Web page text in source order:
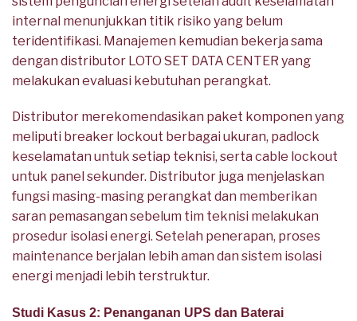
internal menunjukkan titik risiko yang belum
teridentifikasi. Manajemen kemudian bekerja sama
dengan distributor LOTO SET DATA CENTER yang
melakukan evaluasi kebutuhan perangkat.
Distributor merekomendasikan paket komponen yang
meliputi breaker lockout berbagai ukuran, padlock
keselamatan untuk setiap teknisi, serta cable lockout
untuk panel sekunder. Distributor juga menjelaskan
fungsi masing-masing perangkat dan memberikan
saran pemasangan sebelum tim teknisi melakukan
prosedur isolasi energi. Setelah penerapan, proses
maintenance berjalan lebih aman dan sistem isolasi
energi menjadi lebih terstruktur.
Studi Kasus 2: Penanganan UPS dan Baterai